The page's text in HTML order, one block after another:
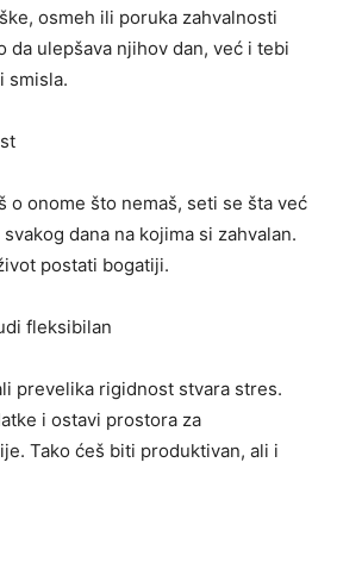
osmeh ili poruka zahvalnosti
da ulepšava njihov dan, već i tebi
smisla.
o onome što nemaš, seti se šta već
dana na kojima si zahvalan.
postati bogatiji.
fleksibilan
prevelika rigidnost stvara stres.
i ostavi prostora za
Tako ćeš biti produktivan, ali i